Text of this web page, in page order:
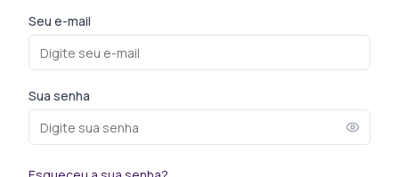
Seu e-mail
Sua senha